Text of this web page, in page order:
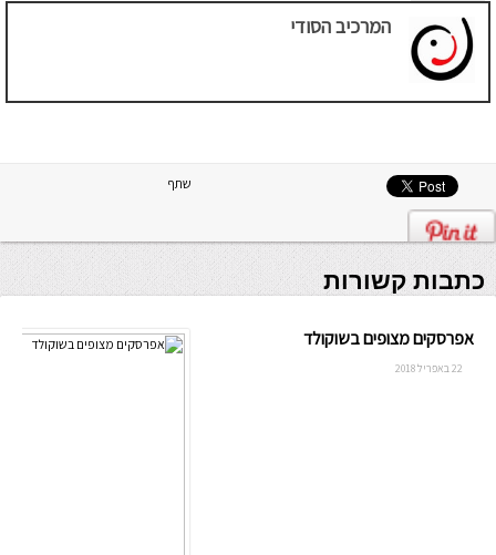
המרכיב הסודי
שתף
כתבות קשורות
אפרסקים מצופים בשוקולד
22 באפריל 2018